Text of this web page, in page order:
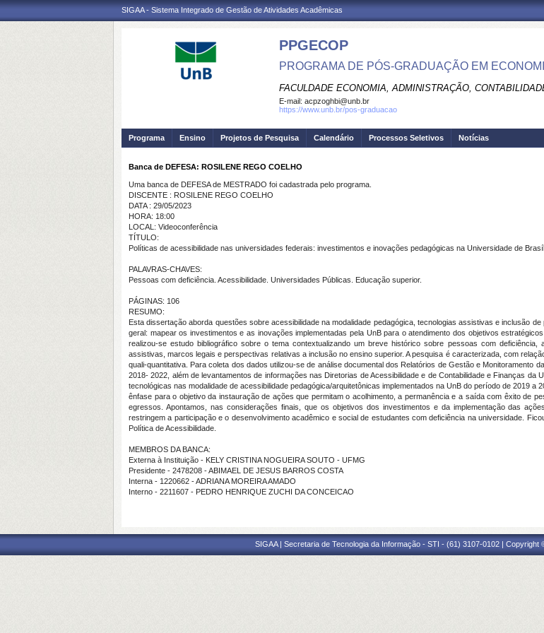
SIGAA - Sistema Integrado de Gestão de Atividades Acadêmicas
PPGECOP
PROGRAMA DE PÓS-GRADUAÇÃO EM
FACULDADE ECONOMIA, ADMINISTRAÇÃO,
E-mail: acpzoghbi@unb.br
https://www.unb.br/pos-graduacao
Programa Ensino Projetos de Pesquisa Calendário Processos Seletivos Notícias
Banca de DEFESA: ROSILENE REGO COELHO
Uma banca de DEFESA de MESTRADO foi cadastrada pelo programa.
DISCENTE : ROSILENE REGO COELHO
DATA : 29/05/2023
HORA: 18:00
LOCAL: Videoconferência
TÍTULO:
Políticas de acessibilidade nas universidades federais: investimentos e inovações pedagógicas na Universidade de
PALAVRAS-CHAVES:
Pessoas com deficiência. Acessibilidade. Universidades Públicas. Educação superior.
PÁGINAS: 106
RESUMO:
Esta dissertação aborda questões sobre acessibilidade na modalidade pedagógica, tecnologias assistivas e inclusão
geral: mapear os investimentos e as inovações implementadas pela UnB para o atendimento dos objetivos
realizou-se estudo bibliográfico sobre o tema contextualizando um breve histórico sobre pessoas com
assistivas, marcos legais e perspectivas relativas a inclusão no ensino superior. A pesquisa é caracterizada, com
quali-quantitativa. Para coleta dos dados utilizou-se de análise documental dos Relatórios de Gestão e Monitoramento
2018- 2022, além de levantamentos de informações nas Diretorias de Acessibilidade e de Contabilidade e Finanças
tecnológicas nas modalidade de acessibilidade pedagógica/arquitetônicas implementados na UnB do período de 2019
ênfase para o objetivo da instauração de ações que permitam o acolhimento, a permanência e a saída com êxito de
egressos. Apontamos, nas considerações finais, que os objetivos dos investimentos e da implementação das
restringem a participação e o desenvolvimento acadêmico e social de estudantes com deficiência na universidade.
Política de Acessibilidade.
MEMBROS DA BANCA:
Externa à Instituição - KELY CRISTINA NOGUEIRA SOUTO - UFMG
Presidente - 2478208 - ABIMAEL DE JESUS BARROS COSTA
Interna - 1220662 - ADRIANA MOREIRA AMADO
Interno - 2211607 - PEDRO HENRIQUE ZUCHI DA CONCEICAO
SIGAA | Secretaria de Tecnologia da Informação - STI - (61) 3107-0102 |